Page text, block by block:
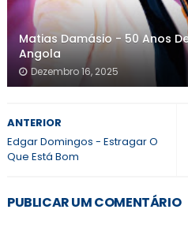
Matias Damásio - 50 Anos
Angola
Dezembro 16, 2025
ANTERIOR
Edgar Domingos - Estragar O
Que Está Bom
PUBLICAR UM COMENTÁRIO